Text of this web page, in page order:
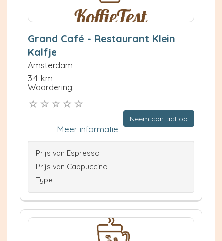
Grand Café - Restaurant Klein
Kalfje
Amsterdam
3.4 km
Waardering:
Neem contact op
Meer informatie
Prijs van Espresso
Prijs van Cappuccino
Type